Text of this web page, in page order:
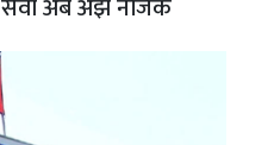
सेवा अब अझ नजिक